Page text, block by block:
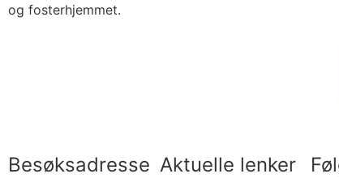
og fosterhjemmet.
Besøksadresse Aktuelle lenker